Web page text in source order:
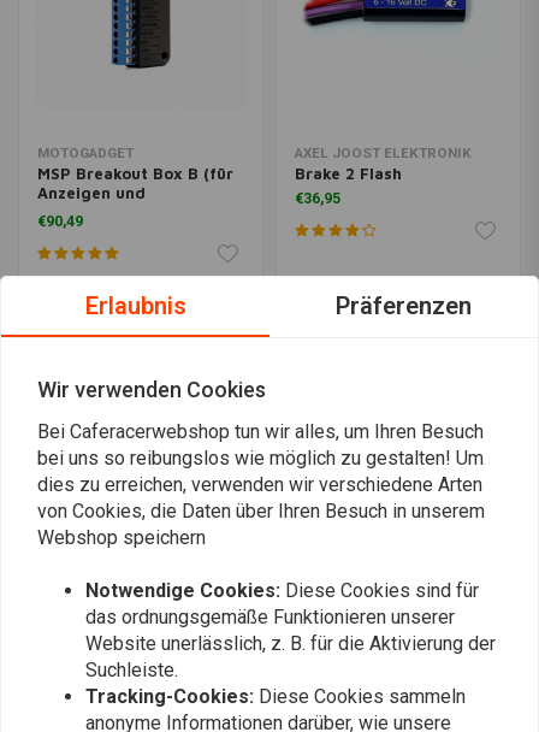
MOTOGADGET
MSP Breakout Box B (für
Anzeigen und
Temperatur)
€90,49
AXEL JOOST ELEKTRONIK
Brake 2 Flash
€36,95
Multi-Blinkrelais PLUS Breakout-Box A
€74,44
Erlaubnis Präferenzen
Wir verwenden Cookies
Bei Caferacerwebshop tun wir alles, um Ihren Besuch
bei uns so reibungslos wie möglich zu gestalten! Um
dies zu erreichen, verwenden wir verschiedene Arten
von Cookies, die Daten über Ihren Besuch in unserem
Webshop speichern
Notwendige Cookies: Diese Cookies sind für
das ordnungsgemäße Funktionieren unserer
Website unerlässlich, z. B. für die Aktivierung der
Suchleiste.
Tracking-Cookies: Diese Cookies sammeln
anonyme Informationen darüber, wie unsere